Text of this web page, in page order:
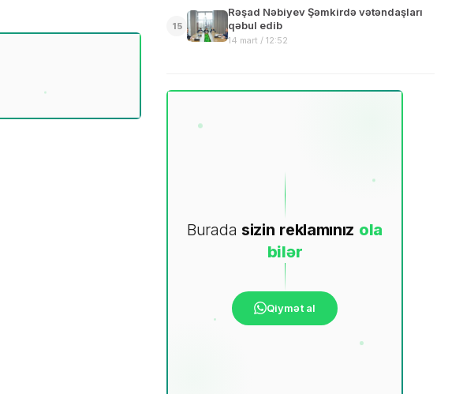
15
Rəşad Nəbiyev Şəmkirdə vətəndaşları
qəbul edib
14 mart / 12:52
Burada sizin reklamınız ola
bilər
Qiymət al